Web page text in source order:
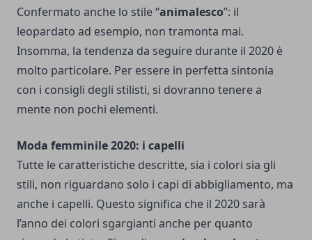
Confermato anche lo stile “animalesco”: il
leopardato ad esempio, non tramonta mai.
Insomma, la tendenza da seguire durante il 2020 è
molto particolare. Per essere in perfetta sintonia
con i consigli degli stilisti, si dovranno tenere a
mente non pochi elementi.
Moda femminile 2020: i capelli
Tutte le caratteristiche descritte, sia i colori sia gli
stili, non riguardano solo i capi di abbigliamento, ma
anche i capelli. Questo significa che il 2020 sarà
l’anno dei colori sgargianti anche per quanto